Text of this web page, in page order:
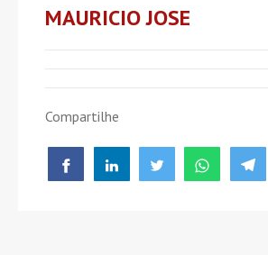
MAURICIO JOSE
Compartilhe